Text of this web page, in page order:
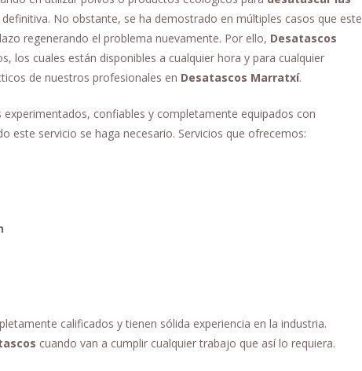
No obstante, se ha demostrado en múltiples casos que este
regenerando el problema nuevamente. Por ello, Desatascos
los cuales están disponibles a cualquier hora y para cualquier
de nuestros profesionales en Desatascos Marratxí.
confiables y completamente equipados con
este servicio se haga necesario. Servicios que ofrecemos:
calificados y tienen sólida experiencia en la industria.
cuando van a cumplir cualquier trabajo que así lo requiera.